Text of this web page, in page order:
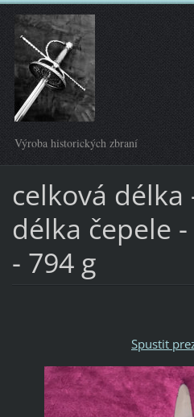
Výroba historických zbraní
celková délka
délka čepele
- 794 g
Spustit